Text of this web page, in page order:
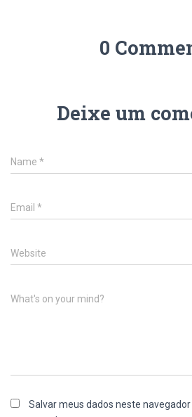
0
Deixe um
Name *
Email *
Website
What's on your mind?
Salvar meus dados neste